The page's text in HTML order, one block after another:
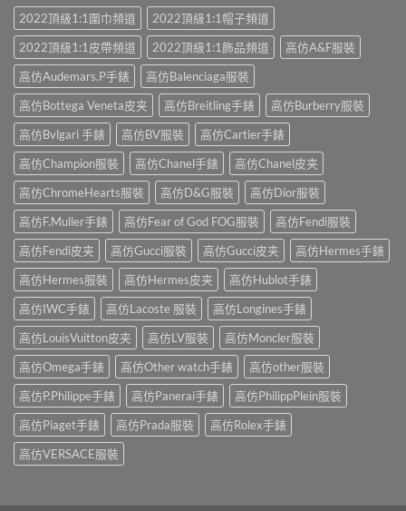
2022頂級1:1圍巾頻道
2022頂級1:1帽子頻道
2022頂級1:1皮帶頻道
2022頂級1:1飾品頻道
高仿A&F服裝
高仿Audemars.P手錶
高仿Balenciaga服裝
高仿Bottega Veneta皮夹
高仿Breitling手錶
高仿Burberry服裝
高仿Bvlgari 手錶
高仿BV服裝
高仿Cartier手錶
高仿Champion服裝
高仿Chanel手錶
高仿Chanel皮夹
高仿ChromeHearts服裝
高仿D&G服裝
高仿Dior服裝
高仿F.Muller手錶
高仿Fear of God FOG服裝
高仿Fendi服裝
高仿Fendi皮夹
高仿Gucci服裝 高仿Gucci皮夹
高仿Hermes手錶
高仿Hermes服裝
高仿Hermes皮夹
高仿Hublot手錶
高仿IWC手錶
高仿Lacoste 服裝
高仿Longines手錶
高仿LouisVuitton皮夹
高仿LV服裝
高仿Moncler服裝
高仿Omega手錶
高仿Other watch手錶
高仿other服裝
高仿P.Philippe手錶
高仿Panerai手錶
高仿PhilippPlein服裝
高仿Piaget手錶
高仿Prada服裝
高仿Rolex手錶
高仿VERSACE服裝